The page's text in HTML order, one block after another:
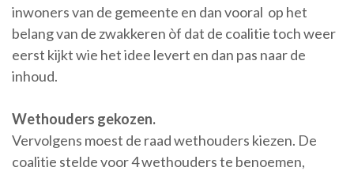
inwoners van de gemeente en dan vooral op het
belang van de zwakkeren òf dat de coalitie toch weer
eerst kijkt wie het idee levert en dan pas naar de
inhoud.
Wethouders gekozen.
Vervolgens moest de raad wethouders kiezen. De
coalitie stelde voor 4 wethouders te benoemen,